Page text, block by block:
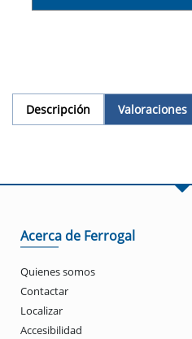
Descripción Valoraciones
Acerca de Ferrogal
Quienes somos
Contactar
Localizar
Accesibilidad